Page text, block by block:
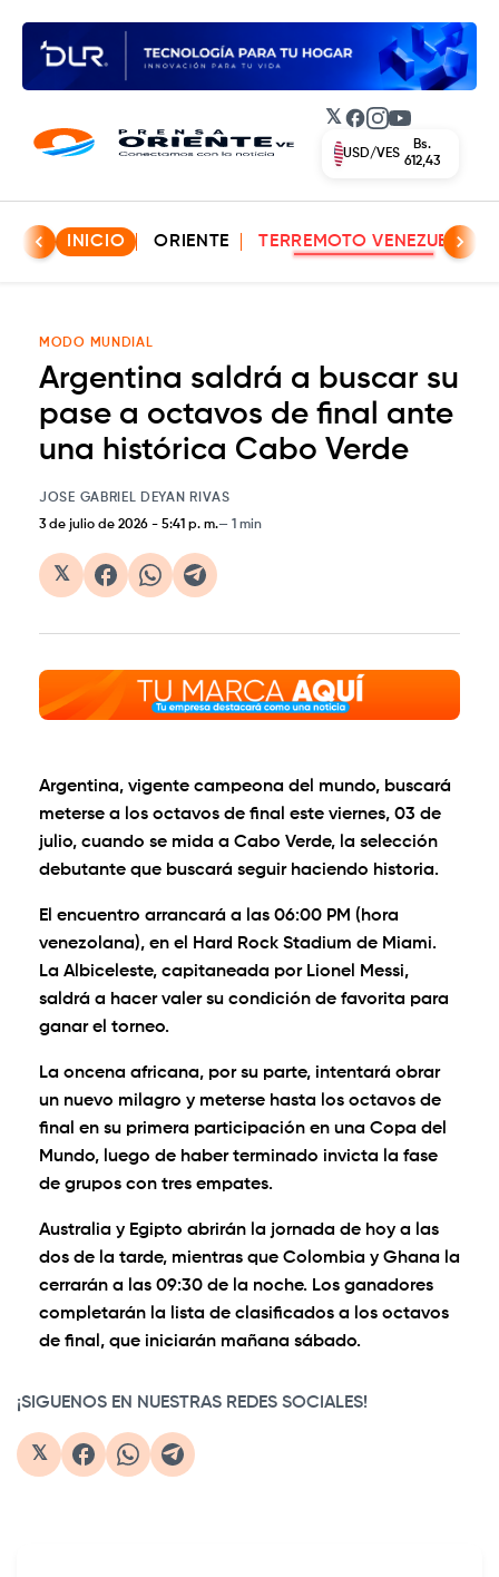
𝕏 Facebook
Instagram
YouTube
USD/VES
Bs.
612,43
INICIO ORIENTE TERREMOTO VENEZUELA
MODO MUNDIAL
Argentina saldrá a buscar su
pase a octavos de final ante
una histórica Cabo Verde
JOSE GABRIEL DEYAN RIVAS
3 de julio de 2026 - 5:41 p. m. 1 min
𝕏
Argentina, vigente campeona del mundo, buscará
meterse a los octavos de final este viernes, 03 de
julio, cuando se mida a Cabo Verde, la selección
debutante que buscará seguir haciendo historia.
El encuentro arrancará a las 06:00 PM (hora
venezolana), en el Hard Rock Stadium de Miami.
La Albiceleste, capitaneada por Lionel Messi,
saldrá a hacer valer su condición de favorita para
ganar el torneo.
La oncena africana, por su parte, intentará obrar
un nuevo milagro y meterse hasta los octavos de
final en su primera participación en una Copa del
Mundo, luego de haber terminado invicta la fase
de grupos con tres empates.
Australia y Egipto abrirán la jornada de hoy a las
dos de la tarde, mientras que Colombia y Ghana la
cerrarán a las 09:30 de la noche. Los ganadores
completarán la lista de clasificados a los octavos
de final, que iniciarán mañana sábado.
¡SIGUENOS EN NUESTRAS REDES SOCIALES!
𝕏